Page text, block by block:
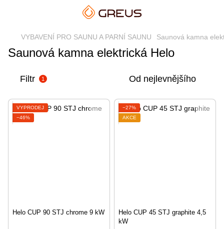
VYBAVENÍ PRO SAUNU A PARNÍ SAUNU Saunová kamna
Saunová kamna elektrická Helo
Filtr 1 Od nejlevnějšího
VÝPRODEJ
−46%
Helo CUP 90 STJ chrome 9 kW
−27%
AKCE
Helo CUP 45 STJ graphite 4,5
kW